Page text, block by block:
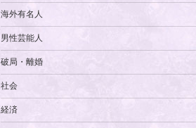
海外有名人
男性芸能人
破局・離婚
社会
経済